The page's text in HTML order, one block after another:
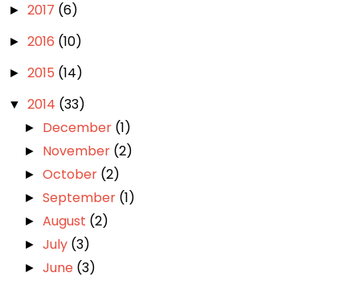
► 2017 (6)
► 2016 (10)
► 2015 (14)
▼ 2014 (33)
► December (1)
► November (2)
►October (2)
►September (1)
►August (2)
►July (3)
►June (3)